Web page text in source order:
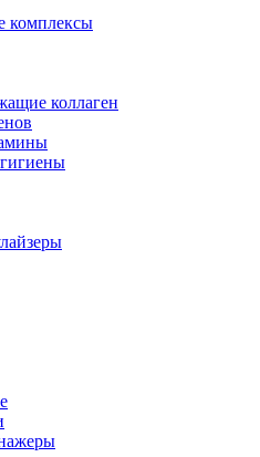
комплексы
коллаген